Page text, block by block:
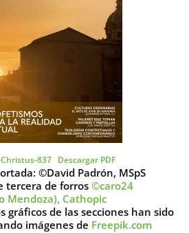
837 Descargar PDF
©David Padrón, MSpS
tercera de forros©caro24
Mendoza), Cathopic
gráficos de las secciones han sido
imágenes de Freepik.com